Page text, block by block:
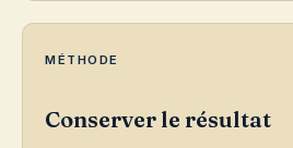
MÉTHODE
Conserver le résultat